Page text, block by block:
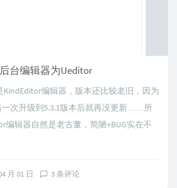
后台编辑器为Ueditor
编辑器，版本还比较老旧，因为
一次升级到5.3.1版本后就再没更新……所
编辑器自然是老古董，简陋+BUG实在不
月 01 日 3 条评论